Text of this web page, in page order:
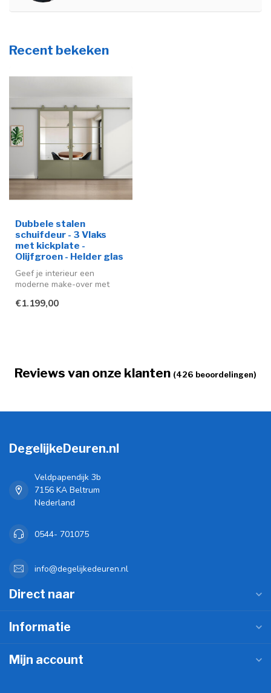
Recent bekeken
Dubbele stalen
schuifdeur - 3 Vlaks
met kickplate -
Olijfgroen - Helder glas
Geef je interieur een
moderne make-over met
schuifdeuren ...
€1.199,00
Reviews van onze klanten (426 beoordelingen)
DegelijkeDeuren.nl
Veldpapendijk 3b
7156 KA Beltrum
Nederland
0544- 701075
info@degelijkedeuren.nl
Direct naar
Informatie
Mijn account